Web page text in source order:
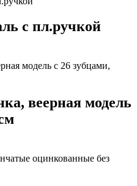
с пл.ручкой
веерная модель